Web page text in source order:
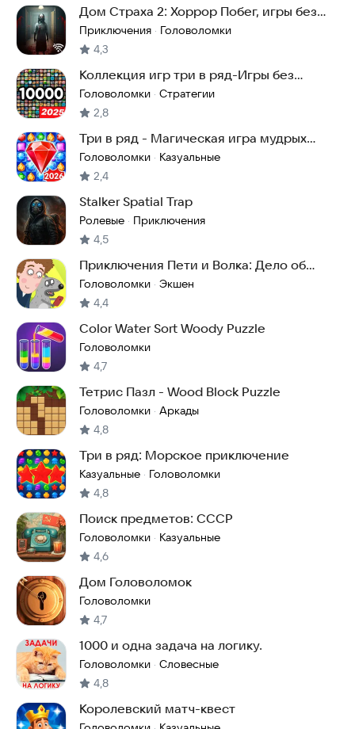
Дом Страха 2: Хоррор Побег, игры без
интернета
Приключения · Головоломки
4,3
Коллекция игр три в ряд-Игры без
интернета
Головоломки · Стратегии
2,8
Три в ряд - Магическая игра мудрых
камней
Головоломки · Казуальные
2,4
Stalker Spatial Trap
Ролевые · Приключения
4,5
Приключения Пети и Волка: Дело об
артефакте
Головоломки · Экшен
4,4
Color Water Sort Woody Puzzle
Головоломки
4,7
Тетрис Пазл - Wood Block Puzzle
Головоломки · Аркады
4,8
Три в ряд: Морское приключение
Казуальные · Головоломки
4,8
Поиск предметов: СССР
Головоломки · Казуальные
4,6
Дом Головоломок
Головоломки
4,7
1000 и одна задача на логику.
Головоломки · Словесные
4,8
Королевский матч-квест